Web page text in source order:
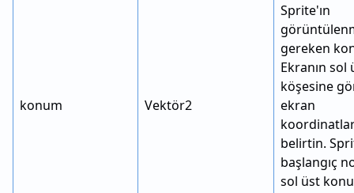
konum Vektör2
Sprite'ın
gereken
Ekranın sol
köşesine
ekran
belirtin.
başlangıç
sol üst